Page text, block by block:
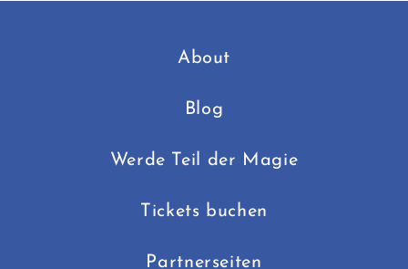
About
Blog
Werde Teil der Magie
Tickets buchen
Partnerseiten